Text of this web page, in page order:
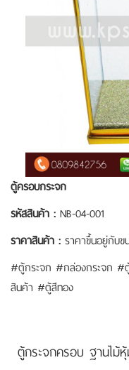
ตู้ครอบกระจก
รหัสสินค้า : NB-04-001
ราคาสินค้า : ราคาขึ้นอยู่กับ
#ตู้กระจก #กล่องกระจก
สินค้า #ตู้สีทอง
ตู้กระจกครอบ ฐานไม้